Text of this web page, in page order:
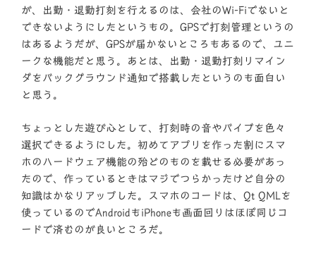
が、出勤・退勤打刻を行えるのは、会社のWi-Fiでないと
できないようにしたというもの。GPSで打刻管理というの
はあるようだが、GPSが届かないところもあるので、ユニ
ークな機能だと思う。あとは、出勤・退勤打刻リマイン
ダをバックグラウンド通知で搭載したというのも面白い
と思う。
ちょっとした遊び心として、打刻時の音やバイブを色々
選択できるようにした。初めてアプリを作った割にスマ
ホのハードウェア機能の殆どのものを載せる必要があっ
たので、作っているときはマジでつらかったけど自分の
知識はかなりアップした。スマホのコードは、Qt QMLを
使っているのでAndroidもiPhoneも画面回りはほぼ同じコ
ードで済むのが良いところだ。